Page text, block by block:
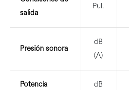
salida
Pul.
Presión sonora
dB
(A)
Potencia
dB